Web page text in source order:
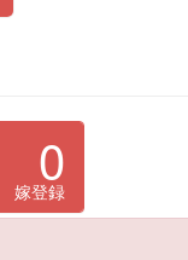
0
嫁登録